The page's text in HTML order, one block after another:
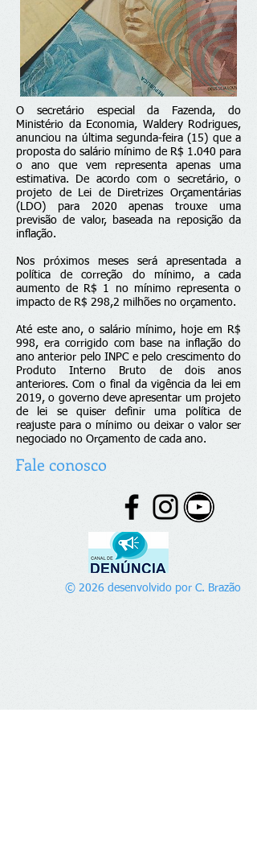
O secretário especial da Fazenda, do
Ministério da Economia, Waldery Rodrigues,
anunciou na última segunda-feira (15) que a
proposta do salário mínimo de R$ 1.040 para
o ano que vem representa apenas uma
estimativa. De acordo com o secretário, o
projeto de Lei de Diretrizes Orçamentárias
(LDO) para 2020 apenas trouxe uma
previsão de valor, baseada na reposição da
inflação.
Nos próximos meses será apresentada a
política de correção do mínimo, a cada
aumento de R$ 1 no mínimo representa o
impacto de R$ 298,2 milhões no orçamento.
Até este ano, o salário mínimo, hoje em R$
998, era corrigido com base na inflação do
ano anterior pelo INPC e pelo crescimento do
Produto Interno Bruto de dois anos
anteriores. Com o final da vigência da lei em
2019, o governo deve apresentar um projeto
de lei se quiser definir uma política de
reajuste para o mínimo ou deixar o valor ser
negociado no Orçamento de cada ano.
Fale conosco
© 2026 desenvolvido por C. Brazão